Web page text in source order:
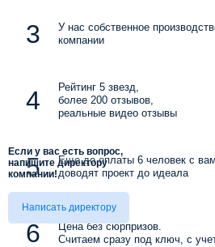
У нас собственное
компании
Рейтинг 5 звезд,
более 200 отзывов,
реальные видео отзывы
Еще до оплаты 6 человек с
доводят проект до идеала
Цена без сюрпризов.
Считаем сразу под ключ, с
Если у вас есть вопрос,
напишите директору
компании!
Написать директору